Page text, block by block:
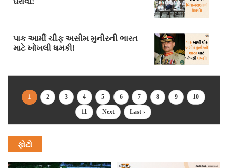
પાક આર્મી ચીફ અસીમ મુનીરની ભારત
માટે ખોખલી ધમકી!
1 2 3 4 5 6 7 8 9 10
11 Next Last ›
ફોટો